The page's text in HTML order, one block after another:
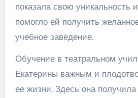
показала свою уникальность
помогло ей получить
учебное заведение.
Обучение в театральном
Екатерины важным и
ее жизни. Здесь она